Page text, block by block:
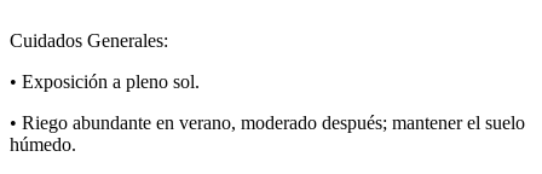
Cuidados Generales:
• Exposición a pleno sol.
• Riego abundante en verano, moderado después; mantener el suelo
húmedo.